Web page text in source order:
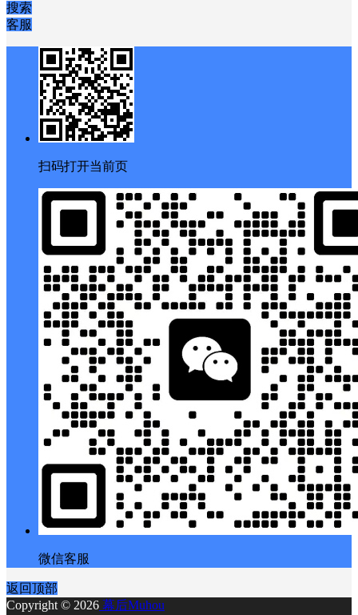
搜索
客服
扫码打开当前页
微信客服
返回顶部
Copyright © 2026 幕后Muhou